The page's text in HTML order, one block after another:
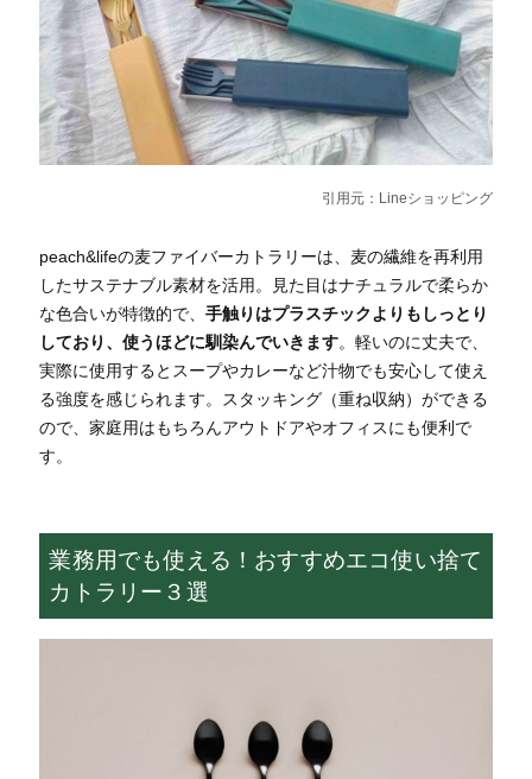
引用元： Lineショッピング
peach&lifeの麦ファイバーカトラリーは、麦の繊維を再利用
したサステナブル素材を活用。見た目はナチュラルで柔らか
な色合いが特徴的で、 手触りはプラスチックよりもしっとり
しており、使うほどに馴染んでいきます。軽いのに丈夫で、
実際に使用するとスープやカレーなど汁物でも安心して使え
る強度を感じられます。スタッキング（重ね収納）ができる
ので、家庭用はもちろんアウトドアやオフィスにも便利で
す。
業務用でも使える！おすすめエコ使い捨て
カトラリー３選